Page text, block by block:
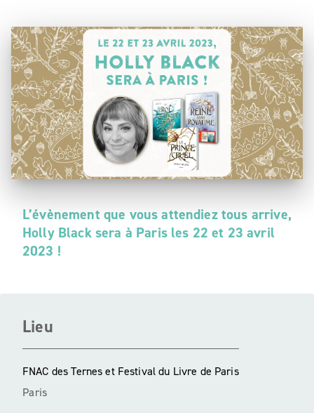
L’évènement que vous attendiez tous arrive,
Holly Black sera à Paris les 22 et 23 avril
2023 !
Lieu
FNAC des Ternes et Festival du Livre de Paris
Paris